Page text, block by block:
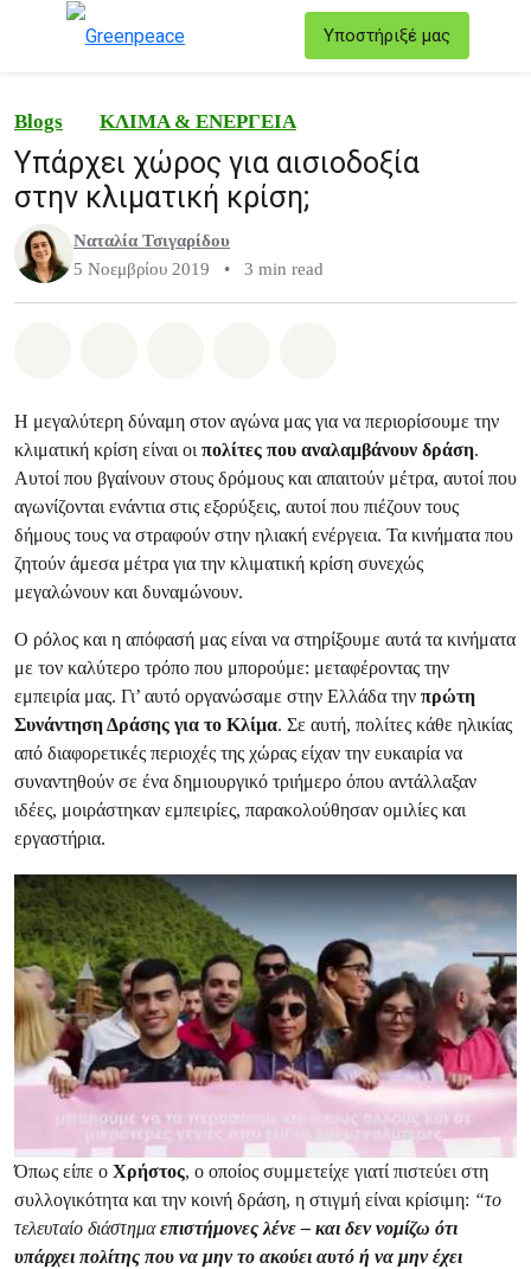
Υποστήριξέ μας
Blogs ΚΛΙΜΑ & ΕΝΕΡΓΕΙΑ
Υπάρχει χώρος για αισιοδοξία
στην κλιματική κρίση;
Ναταλία Τσιγαρίδου
5 Νοεμβρίου 2019
• 3 min read
Η μεγαλύτερη δύναμη στον αγώνα μας για να περιορίσουμε την
κλιματική κρίση είναι οιπολίτες που αναλαμβάνουν δράση.
Αυτοί που βγαίνουν στους δρόμους και απαιτούν μέτρα, αυτοί που
αγωνίζονται ενάντια στις εξορύξεις, αυτοί που πιέζουν τους
δήμους τους να στραφούν στην ηλιακή ενέργεια. Τα κινήματα που
ζητούν άμεσα μέτρα για την κλιματική κρίση συνεχώς
μεγαλώνουν και δυναμώνουν.
Ο ρόλος και η απόφασή μας είναι να στηρίξουμε αυτά τα κινήματα
με τον καλύτερο τρόπο που μπορούμε: μεταφέροντας την
εμπειρία μας. Γι’ αυτό οργανώσαμε στην Ελλάδα την πρώτη
Συνάντηση Δράσης για το Κλίμα. Σε αυτή, πολίτες κάθε ηλικίας
από διαφορετικές περιοχές της χώρας είχαν την ευκαιρία να
συναντηθούν σε ένα δημιουργικό τριήμερο όπου αντάλλαξαν
ιδέες, μοιράστηκαν εμπειρίες, παρακολούθησαν ομιλίες και
εργαστήρια.
Όπως είπε ο Χρήστος, ο οποίος συμμετείχε γιατί πιστεύει στη
συλλογικότητα και την κοινή δράση, η στιγμή είναι κρίσιμη: “το
τελευταίο διάστημαεπιστήμονες λένε – και δεν νομίζω ότι
υπάρχει πολίτης που να μην το ακούει αυτό ή να μην έχει